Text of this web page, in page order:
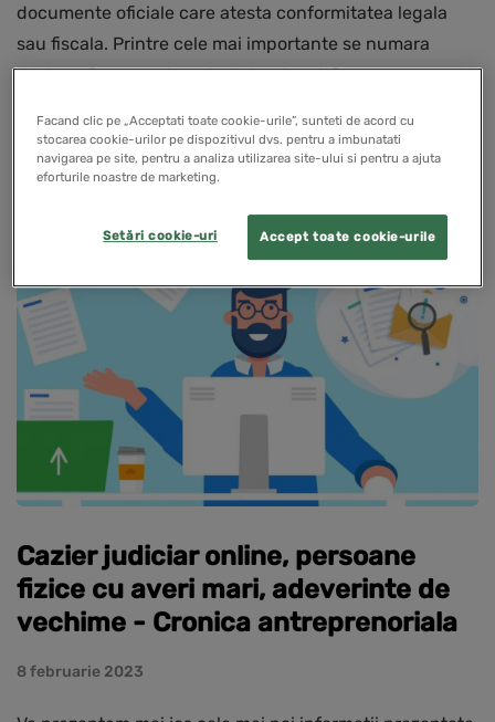
documente oficiale care atesta conformitatea legala
sau fiscala. Printre cele mai importante se numara
cazierul fiscal, cazierul judiciar si certificatul de…
READ MORE
Cazier judiciar online, persoane
fizice cu averi mari, adeverinte de
vechime - Cronica antreprenoriala
8 februarie 2023
Facand clic pe „Acceptati toate cookie-urile”, sunteti de acord cu
stocarea cookie-urilor pe dispozitivul dvs. pentru a imbunatati
navigarea pe site, pentru a analiza utilizarea site-ului si pentru a ajuta
eforturile noastre de marketing.
Accept toate cookie-urile
Setări cookie-uri